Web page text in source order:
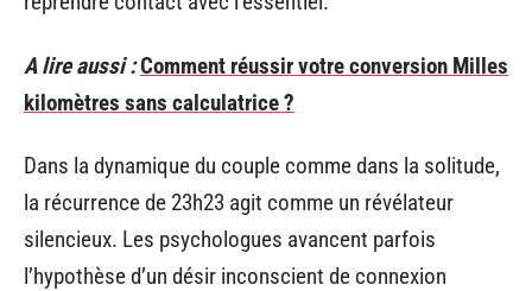
A lire aussi :Comment réussir votre conversion Milles
kilomètres sans calculatrice ?
Dans la dynamique du couple comme dans la solitude,
la récurrence de 23h23 agit comme un révélateur
silencieux. Les psychologues avancent parfois
l’hypothèse d’un désir inconscient de connexion